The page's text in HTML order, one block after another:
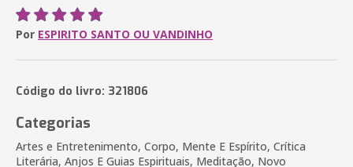
Por ESPIRITO SANTO OU VANDINHO
Código do livro: 321806
Categorias
Artes e Entretenimento, Corpo, Mente E Espírito, Crítica
Literária, Anjos E Guias Espirituais, Meditação, Novo